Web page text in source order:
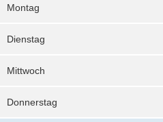
Montag
Dienstag
Mittwoch
Donnerstag